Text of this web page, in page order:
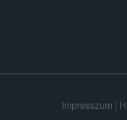
Impresszum |